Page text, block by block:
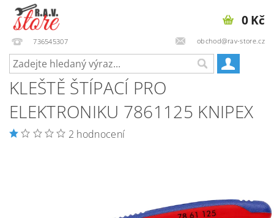
736545307 obchod@rav-store.cz
0 Kč
KLEŠTĚ ŠTÍPACÍ PRO
ELEKTRONIKU 7861125 KNIPEX
2 hodnocení